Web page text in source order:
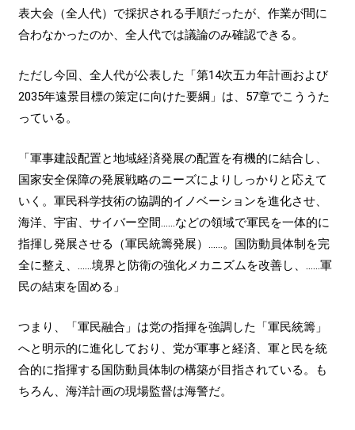
表大会（全人代）で採択される手順だったが、作業が間に
合わなかったのか、全人代では議論のみ確認できる。
ただし今回、全人代が公表した「第14次五カ年計画および
2035年遠景目標の策定に向けた要綱」は、57章でこううた
っている。
「軍事建設配置と地域経済発展の配置を有機的に結合し、
国家安全保障の発展戦略のニーズによりしっかりと応えて
いく。軍民科学技術の協調的イノベーションを進化させ、
海洋、宇宙、サイバー空間……などの領域で軍民を一体的に
指揮し発展させる（軍民統籌発展）……。国防動員体制を完
全に整え、……境界と防衛の強化メカニズムを改善し、……軍
民の結束を固める」
つまり、「軍民融合」は党の指揮を強調した「軍民統籌」
へと明示的に進化しており、党が軍事と経済、軍と民を統
合的に指揮する国防動員体制の構築が目指されている。も
ちろん、海洋計画の現場監督は海警だ。